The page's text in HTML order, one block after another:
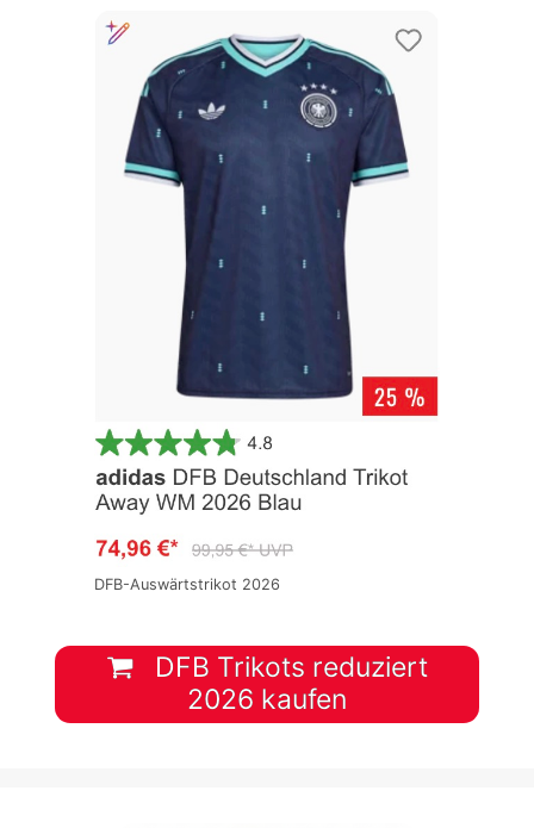
DFB-Auswärtstrikot 2026
DFB Trikots reduziert
2026 kaufen